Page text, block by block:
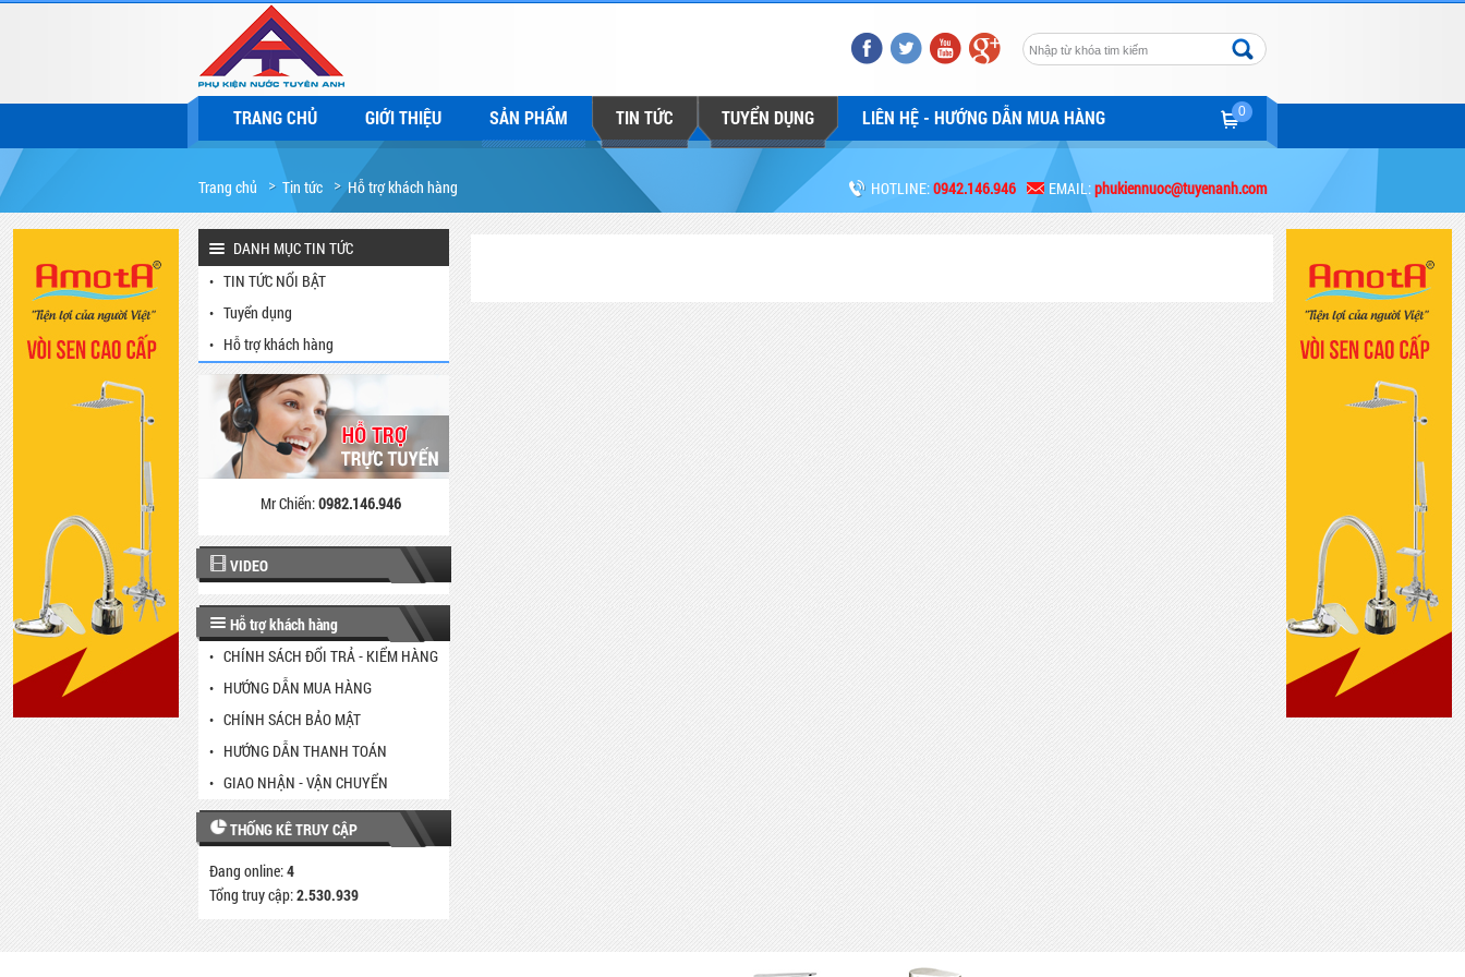
TRANG CHỦ GIỚI THIỆU SẢN PHẨM TIN TỨC TUYỂN DỤNG LIÊN HỆ - HƯỚNG DẪN MUA HÀNG 0
HOTLINE:0942.146.946 EMAIL:phukiennuoc@tuyenanh.com
Trang chủ Tin tức Hỗ trợ khách hàng
DANH MỤC TIN TỨC
TIN TỨC NỔI BẬT
Tuyển dụng
Hỗ trợ khách hàng
Mr Chiến:0982.146.946
VIDEO
Hỗ trợ khách hàng
CHÍNH SÁCH ĐỔI TRẢ - KIỂM HÀNG
HƯỚNG DẪN MUA HÀNG
CHÍNH SÁCH BẢO MẬT
HƯỚNG DẪN THANH TOÁN
GIAO NHẬN - VẬN CHUYỂN
THỐNG KÊ TRUY CẬP
Đang online:4
Tổng truy cập:2.530.939